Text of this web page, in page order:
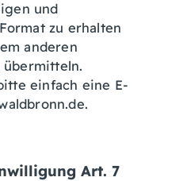
und
zu erhalten
anderen
einfach eine E-
Art. 7